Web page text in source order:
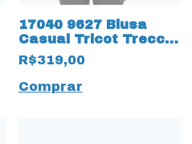
17040 9627 Blusa
Casual Tricot Trecce
Rosa Antigo
R$319,00
Comprar